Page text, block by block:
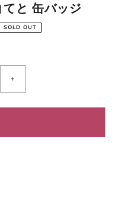
てと 缶バッジ
SOLD OUT
+